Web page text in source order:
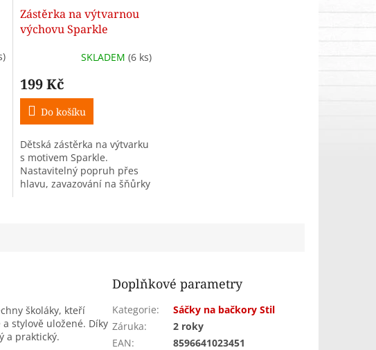
Zástěrka na výtvarnou
výchovu Sparkle
SKLADEM(6 ks)
199 Kč
Do košíku
Dětská zástěrka na výtvarku
s motivem Sparkle.
Nastavitelný popruh přes
hlavu, zavazování na šňůrky
školáky, kteří
stylově uložené. Díky
a praktický.
Doplňkové parametry
Kategorie:
Sáčky na bačkory Stil
Záruka:
2 roky
EAN: 8596641023451